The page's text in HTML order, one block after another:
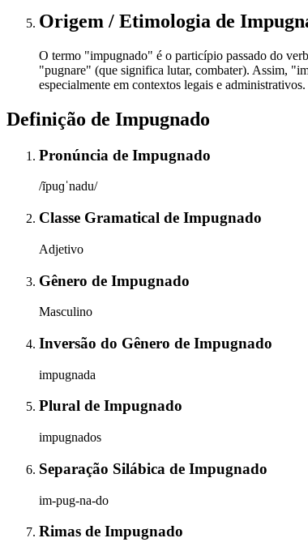
Origem / Etimologia de
O termo "impugnado" é o particípio passado do
"pugnare" (que significa lutar, combater). Assim,
especialmente em contextos legais e administrativos.
Definição de Impugnado
Pronúncia de Impugnado
/ĩpuɡˈnadu/
Classe Gramatical de Impugnado
Adjetivo
Gênero de Impugnado
Masculino
Inversão do Gênero de Impugnado
impugnada
Plural de Impugnado
impugnados
Separação Silábica de Impugnado
im-pug-na-do
Rimas de Impugnado